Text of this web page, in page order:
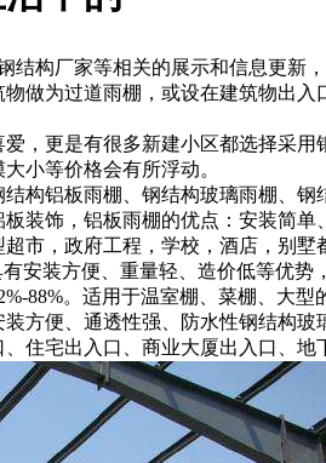
结构厂家等相关的展示和信息更新，
做为过道雨棚，或设在建筑物出
，更是有很多新建小区都选择采
小等价格会有所浮动。
构铝板雨棚、钢结构玻璃雨棚、
装饰，铝板雨棚的优点：安装简
市，政府工程，学校，酒店，别墅
安装方便、重量轻、造价低等优
88%。适用于温室棚、菜棚、大型
方便、通透性强、防水性钢结构
住宅出入口、商业大厦出入口、地